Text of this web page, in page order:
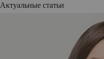
Актуальные статьи